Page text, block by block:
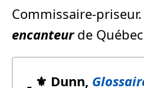
Commissaire-
encanteurde
⚜️ Dunn,